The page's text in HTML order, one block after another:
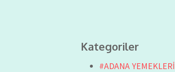
Kategoriler
#ADANA YEMEKLERİ